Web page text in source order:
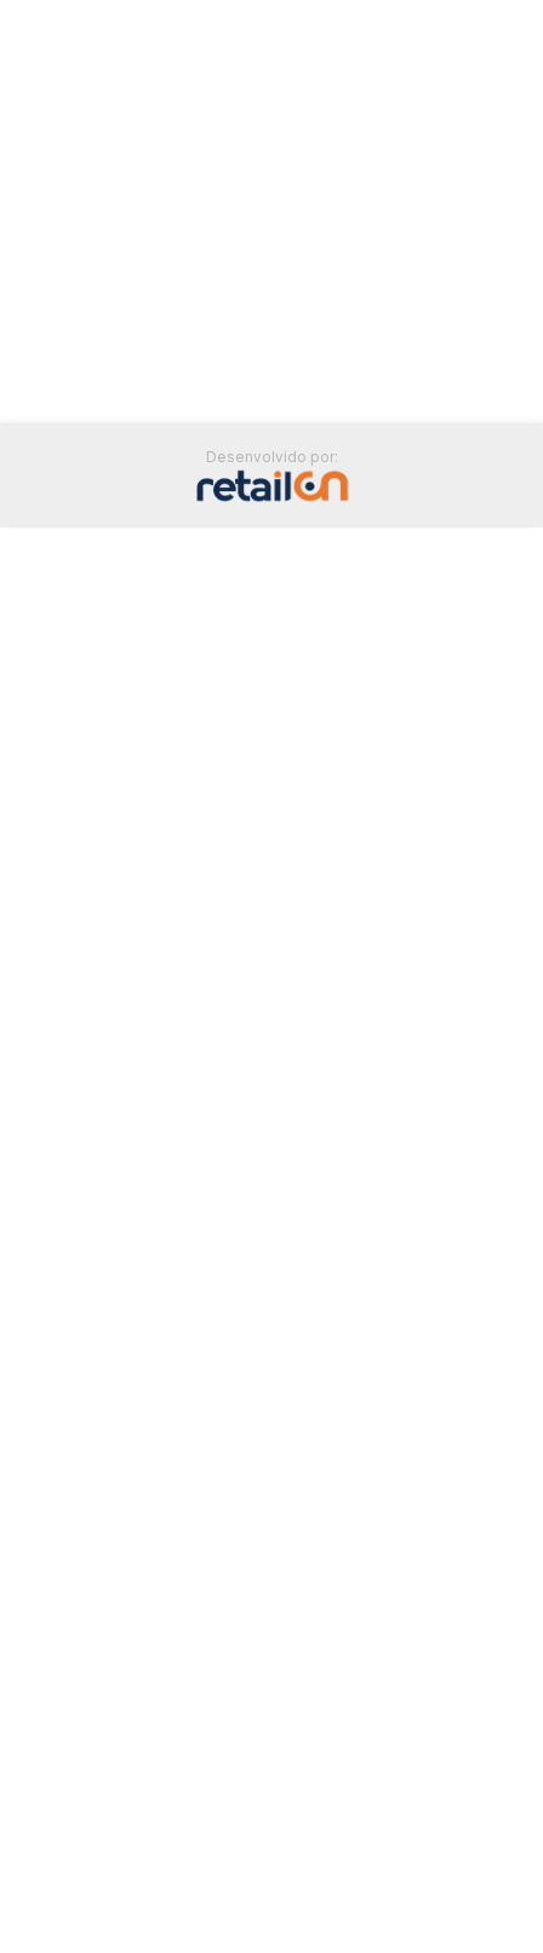
Desenvolvido por: